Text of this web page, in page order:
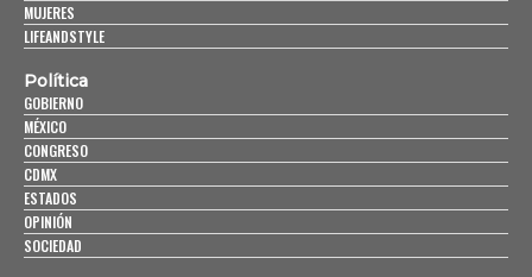
MUJERES
LIFEANDSTYLE
Política
GOBIERNO
MÉXICO
CONGRESO
CDMX
ESTADOS
OPINIÓN
SOCIEDAD